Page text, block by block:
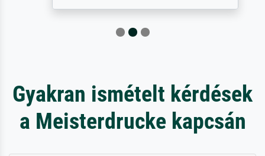
Gyakran ismételt kérdések
a Meisterdrucke kapcsán